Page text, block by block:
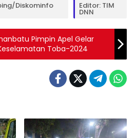
Diskominfo Editor: TIM
DNN
Pimpin Apel Gelar
Toba-2024